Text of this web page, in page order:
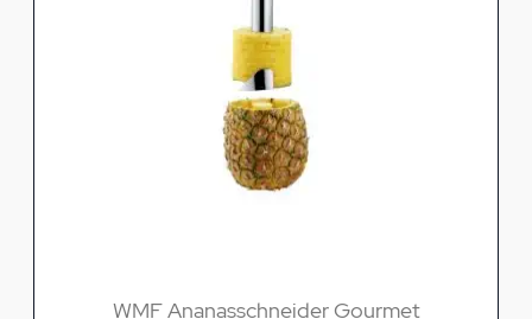
WMF Ananasschneider Gourmet